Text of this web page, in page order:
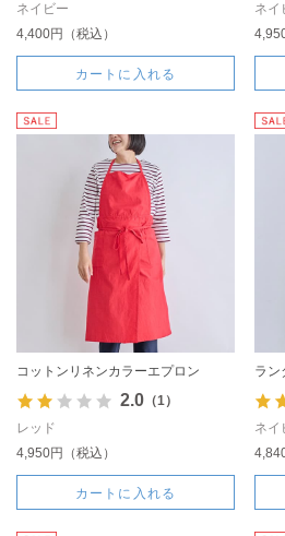
ネイビー
4,400円（税込）
カートに入れる
ネイ
コットンリネンカラーエプロン
2.0（1）
レッド
4,950円（税込）
カートに入れる
ラン
ネイ